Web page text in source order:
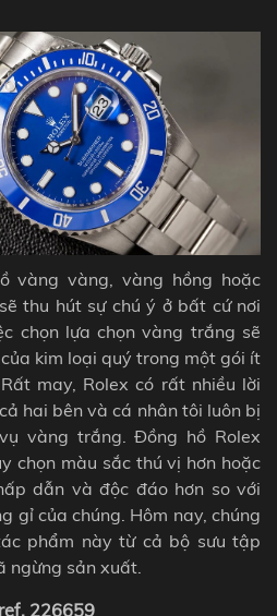
vàng vàng, vàng hồng hoặc
thu hút sự chú ý ở bất cứ nơi
chọn lựa chọn vàng trắng sẽ
kim loại quý trong một gói ít
may, Rolex có rất nhiều lời
hai bên và cá nhân tôi luôn bị
vàng trắng. Đồng hồ Rolex
chọn màu sắc thú vị hơn hoặc
dẫn và độc đáo hơn so với
gỉ của chúng. Hôm nay, chúng
phẩm này từ cả bộ sưu tập
ngừng sản xuất.
226659